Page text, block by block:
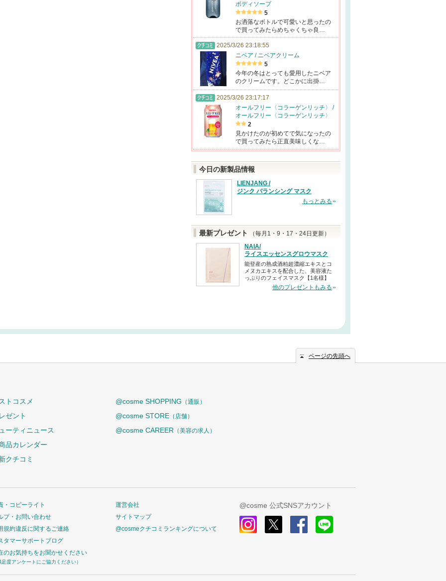
ボディソープ
5
お洒落なボトルで可愛いと思ったの
で買ってみたらめちゃくちゃ良…
2025/3/26 23:18:55
ニベア / ニベアクリーム
5
今年の冬はとっても愛用したニベア
のクリームです。どこかに出掛…
2025/3/26 23:17:17
オールフリー〈コラーゲンリッチ〉 /
オールフリー〈コラーゲンリッチ〉
2
見かけたのが初めてで気になったの
で買ってみたら正直美味しくな…
今日の新製品情報
LIENJANG /
ジンク バランシング マスク
もっとみる
最新プレゼント
（毎月1・9・17・24日更新）
NAIA/
ライスエッセンスグロウマスク
能登産の熟成酒粕超濃縮エキスとコ
メヌカエキスを配合した、美容液た
っぷりのフェイスマスク【1名様】
他のプレゼントもみる
ページの先頭へ
トコスメ
ゼント
ーティニュース
品カレンダー
クチコミ
@cosme SHOPPING （通販）
@cosme STORE （店舗）
@cosme CAREER （美容の求人）
・コピーライト
プ・お問い合わせ
規約違反に関するご連絡
タマーサポートブログ
のお気持ちをお聞かせください
足度アンケートにご協力ください）
運営会社
サイトマップ
@cosmeクチコミランキングについて
@cosme 公式SNSアカウント